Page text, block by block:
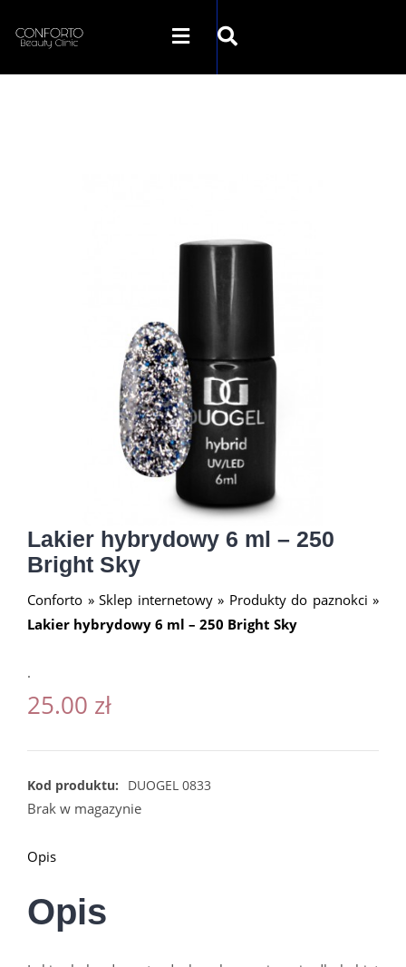
Lakier hybrydowy 6 ml – 250
Bright Sky
Conforto » Sklep internetowy» Produkty do paznokci »
Lakier hybrydowy 6 ml – 250 Bright Sky
.
25.00 zł
Kod produktu: DUOGEL 0833
Brak w magazynie
Opis
Opis